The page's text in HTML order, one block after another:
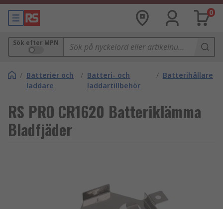
0
Sök efter MPN
/ Batterier och
laddare
/ Batteri- och
laddartillbehör
/ Batterihållare
RS PRO CR1620 Batteriklämma
Bladfjäder